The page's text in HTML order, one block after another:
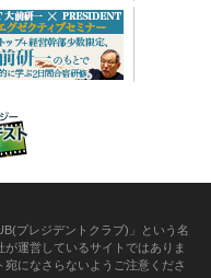
プレジデントクラブ)」という名
運営しているサイトではありま
になさらないようご注意くださ